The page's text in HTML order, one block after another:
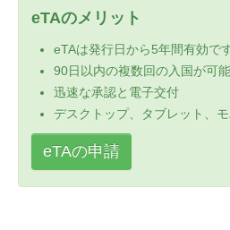
eTAのメリット
eTAは発行日から5年間有効です
90日以内の複数回の入国が可能
迅速な承認と電子交付
デスクトップ、タブレット、
eTAの申請